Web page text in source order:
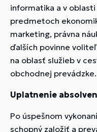
informatika a v
predmetoch
marketing, právna
ďalších povinne
na oblasť služieb v
obchodnej prevádzke.
Uplatnenie
Po úspešnom
schopný založiť a